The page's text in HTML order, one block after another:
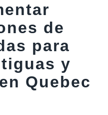
de
para
y
Quebec